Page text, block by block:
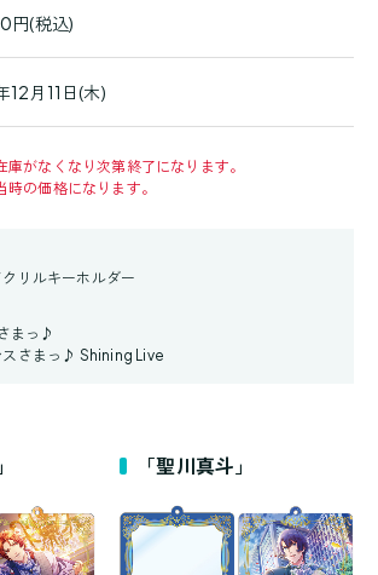
円(税込)
月11日(木)
がなくなり次第終了になります。
の価格になります。
クリルキーホルダー
まっ♪
さまっ♪ Shining Live
「聖川真斗」